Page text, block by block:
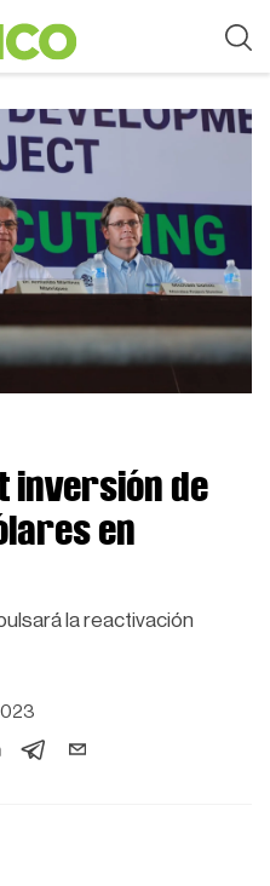
inversión de
en
la reactivación